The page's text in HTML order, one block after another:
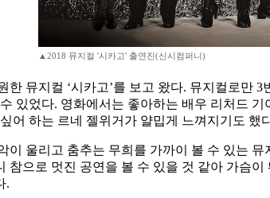
▲2018 뮤지컬 '시카고' 출연진(신시컴퍼니)
뮤지컬 ‘시카고’를 보고 왔다. 뮤지컬로
있었다. 영화에서는 좋아하는 배우 리처드
어 하는 르네 젤위거가 얄밉게 느껴지기도 했
이 울리고 춤추는 무희를 가까이 볼 수 있는
참으로 멋진 공연을 볼 수 있을 것 같아 가슴
.